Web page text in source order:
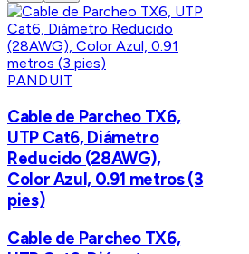
PANDUIT
Cable de Parcheo TX6,
UTP Cat6, Diámetro
Reducido (28AWG),
Color Azul, 0.91 metros (3
pies)
Cable de Parcheo TX6,